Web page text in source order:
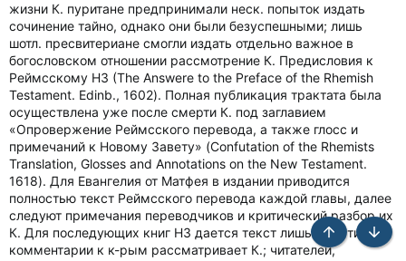
жизни К. пуритане предпринимали неск. попыток издать
сочинение тайно, однако они были безуспешными; лишь
шотл. пресвитериане смогли издать отдельно важное в
богословском отношении рассмотрение К. Предисловия к
Реймсскому НЗ (The Answere to the Preface of the Rhemish
Testament. Edinb., 1602). Полная публикация трактата была
осуществлена уже после смерти К. под заглавием
«Опровержение Реймсского перевода, а также глосс и
примечаний к Новому Завету» (Confutation of the Rhemists
Translation, Glosses and Annotations on the New Testament.
1618). Для Евангелия от Матфея в издании приводится
полностью текст Реймсского перевода каждой главы, далее
следуют примечания переводчиков и критический разбор их
К. Для последующих книг НЗ дается текст лишь тех стихов,
комментарии к к-рым рассматривает К.; читателей,
Сверху Снизу